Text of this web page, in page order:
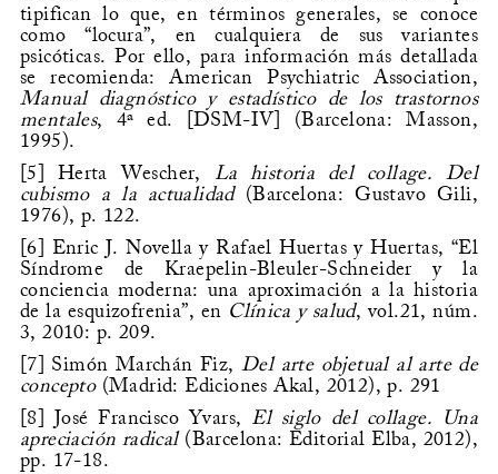
tipifican lo que, en términos generales, se conoce
como “locura”, en cualquiera de sus variantes
psicóticas. Por ello, para información más detallada
se recomienda: American Psychiatric Association,
Manual diagnóstico y estadístico de los trastornos
mentales, 4ª ed. [DSM-IV] (Barcelona: Masson,
1995).
[5]
Herta Wescher, La historia del collage. Del
cubismo a la actualidad(Barcelona: Gustavo Gili,
1976), p. 122.
[6]
Enric J. Novella y Rafael Huertas y Huertas, “El
Síndrome de Kraepelin-Bleuler-Schneider y la
conciencia moderna: una aproximación a la historia
de la esquizofrenia”, en Clínica y salud, vol.21, núm.
3, 2010: p. 209.
[7]
Simón Marchán Fiz,Del arte objetual al arte de
concepto (Madrid: Ediciones Akal, 2012), p. 291
[8]
José Francisco Yvars, El siglo del collage. Una
apreciación radical(Barcelona: Editorial Elba, 2012),
pp. 17-18.